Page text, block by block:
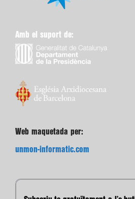
Amb el suport de:
Web maquetada per:
unmon-informatic.com